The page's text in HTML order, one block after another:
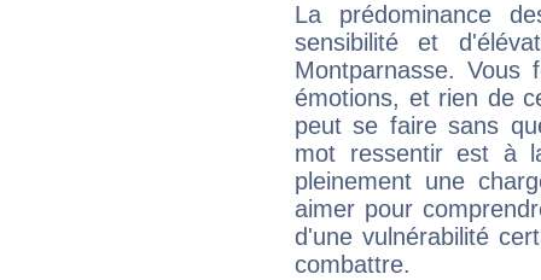
La prédominance
sensibilité et
Montparnasse.
émotions, et rien de
peut se faire sans
mot ressentir est à
pleinement une
aimer pour
d'une vulnérabilité
combattre.